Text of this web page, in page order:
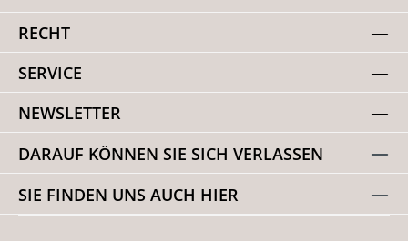
RECHT
SERVICE
NEWSLETTER
DARAUF KÖNNEN SIE SICH VERLASSEN
SIE FINDEN UNS AUCH HIER